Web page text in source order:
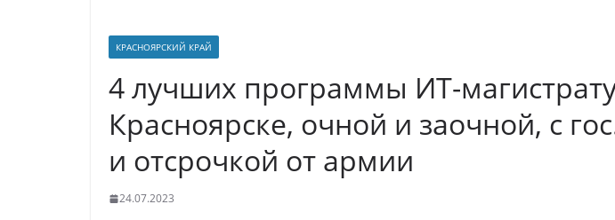
КРАСНОЯРСКИЙ КРАЙ
4 лучших программы ИТ-
Красноярске, очной и заочной, с
и отсрочкой от армии
24.07.2023